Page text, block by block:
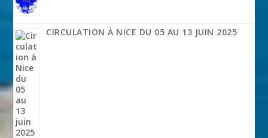
CIRCULATION À NICE DU 05 AU 13 JUIN 2025